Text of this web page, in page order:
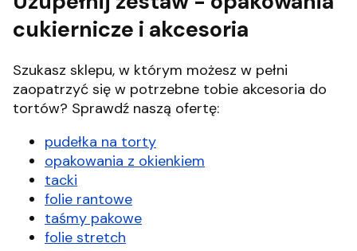
cukiernicze i akcesoria
Szukasz sklepu, w którym możesz w pełni
zaopatrzyć się w potrzebne tobie akcesoria do
tortów? Sprawdź naszą ofertę:
pudełka na torty
opakowania z okienkiem
tacki
folie rantowe
taśmy pakowe
folie stretch